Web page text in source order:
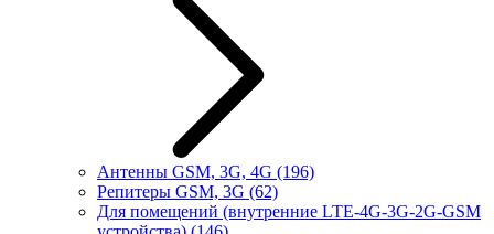
Антенны GSM, 3G, 4G (196)
Репитеры GSM, 3G (62)
Для помещений (внутренние LTE-4G-3G-2G-GSM